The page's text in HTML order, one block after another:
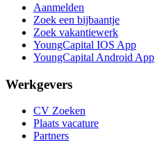
Aanmelden
Zoek een bijbaantje
Zoek vakantiewerk
YoungCapital IOS App
YoungCapital Android App
Werkgevers
CV Zoeken
Plaats vacature
Partners